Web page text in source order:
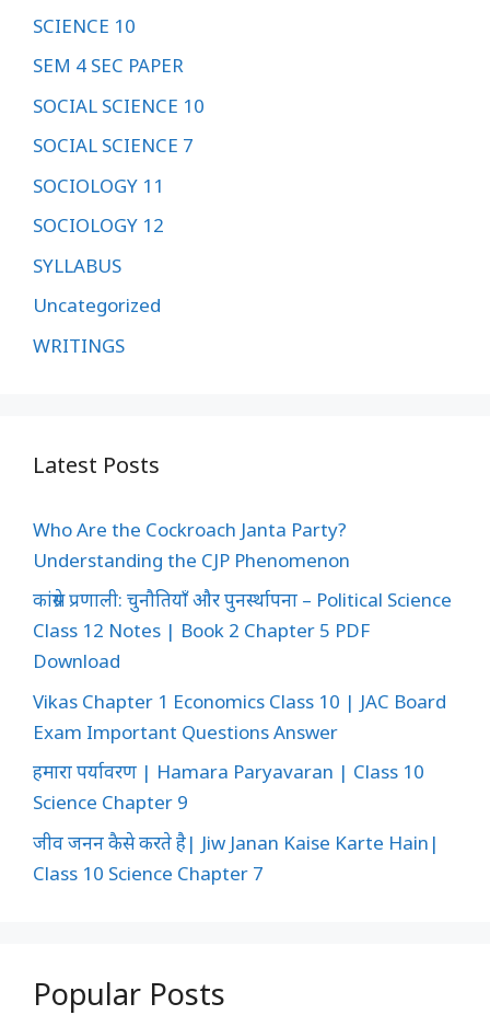
SCIENCE 10
SEM 4 SEC PAPER
SOCIAL SCIENCE 10
SOCIAL SCIENCE 7
SOCIOLOGY 11
SOCIOLOGY 12
SYLLABUS
Uncategorized
WRITINGS
Latest Posts
Who Are the Cockroach Janta Party?
Understanding the CJP Phenomenon
कांग्रेस प्रणाली: चुनौतियाँ और पुनर्स्थापना – Political Science
Class 12 Notes | Book 2 Chapter 5 PDF
Download
Vikas Chapter 1 Economics Class 10 | JAC Board
Exam Important Questions Answer
हमारा पर्यावरण | Hamara Paryavaran | Class 10
Science Chapter 9
जीव जनन कैसे करते है| Jiw Janan Kaise Karte Hain|
Class 10 Science Chapter 7
Popular Posts